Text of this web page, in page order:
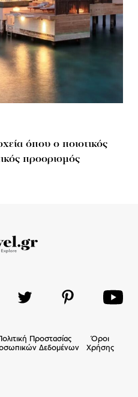
όπου ο ποιοτικός
προορισμός
Προστασίας
Δεδομένων
Όροι
Χρήσης